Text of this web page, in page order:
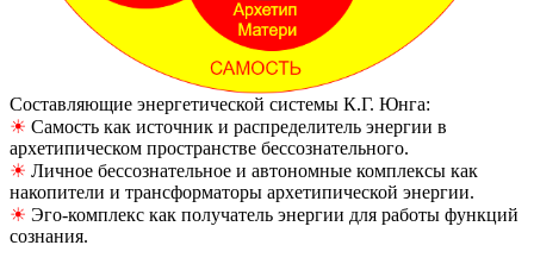
Составляющие энергетической системы К.Г. Юнга:
☀ Самость как источник и распределитель энергии в
архетипическом пространстве бессознательного.
☀ Личное бессознательное и автономные комплексы как
накопители и трансформаторы архетипической энергии.
☀ Эго-комплекс как получатель энергии для работы функций
сознания.